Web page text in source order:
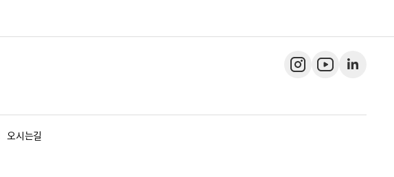
오시는길